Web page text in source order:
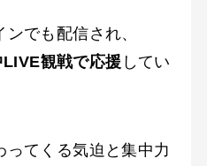
でも配信され、
LIVE観戦で応援 してい
ってくる気迫と集中力